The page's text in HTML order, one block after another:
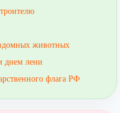
животных
днем лени
флага РФ